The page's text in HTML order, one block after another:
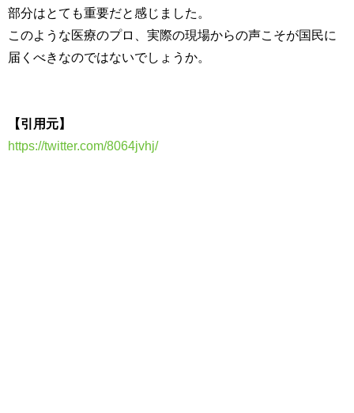
部分はとても重要だと感じました。
このような医療のプロ、実際の現場からの声こそが国民に
届くべきなのではないでしょうか。
【引用元】
https://twitter.com/8064jvhj/